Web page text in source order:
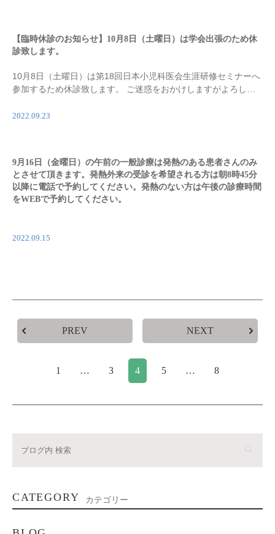
【臨時休診のお知らせ】10月8日（土曜日）は学会出張のため休
診致します。
10月8日（土曜日）は第18回日本小児科医会生涯研修セミナーへ
参加するため休診致します。 ご迷惑をおかけしますがよろしく
2022.09.23
9月16日（金曜日）の午前の一般診療は発熱のある患者さんのみ
とさせて頂きます。発熱外来の受診を希望される方は朝8時45分
以降に電話で予約してください。発熱のない方は午後の診療時間
をWEBで予約してください。
2022.09.15
PREV
1 … 3 4 5 … 8
NEXT
CATEGORY カテゴリー